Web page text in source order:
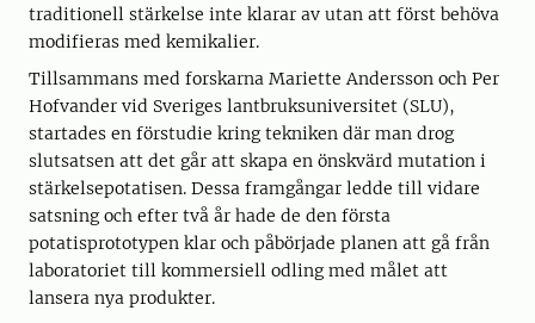
traditionell stärkelse inte klarar av utan att först behöva
modifieras med kemikalier.
Tillsammans med forskarna Mariette Andersson och Per
Hofvander vid Sveriges lantbruksuniversitet (SLU),
startades en förstudie kring tekniken där man drog
slutsatsen att det går att skapa en önskvärd mutation i
stärkelsepotatisen. Dessa framgångar ledde till vidare
satsning och efter två år hade de den första
potatisprototypen klar och påbörjade planen att gå från
laboratoriet till kommersiell odling med målet att
lansera nya produkter.